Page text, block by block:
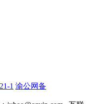
1 渝公网备